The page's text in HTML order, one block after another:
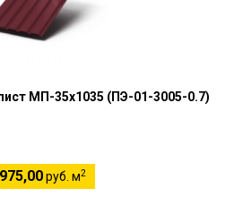
МП-35х1035 (ПЭ-01-3005-0.7)
975,00руб. м2